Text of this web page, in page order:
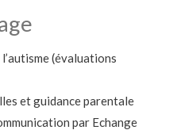
(évaluations
et guidance parentale
par Echange